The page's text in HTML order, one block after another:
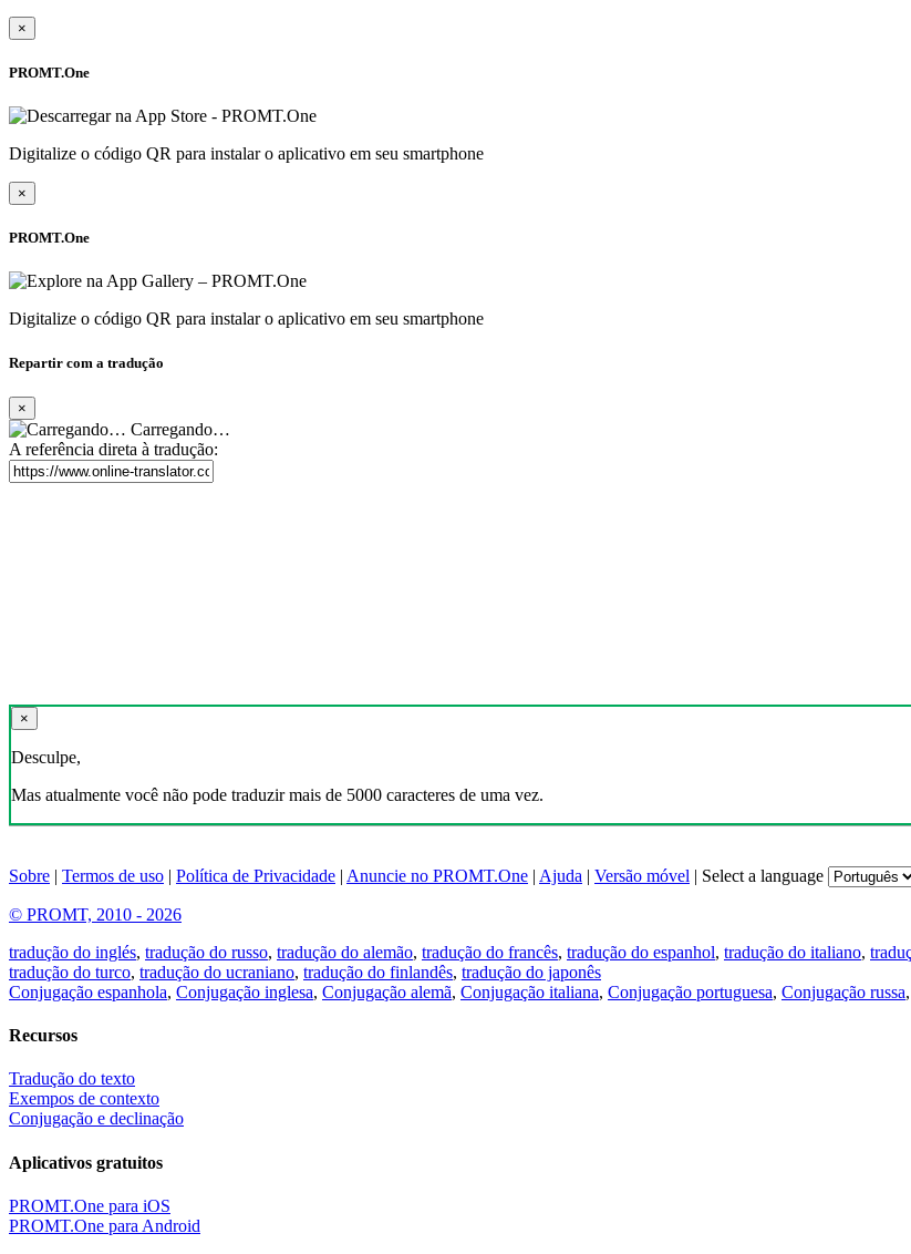
×
PROMT.One
Digitalize o código QR para instalar o aplicativo em seu smartphone
×
PROMT.One
Digitalize o código QR para instalar o aplicativo em seu smartphone
Repartir com a tradução
×
Carregando…
A referência direta à tradução:
×
Desculpe,
Mas atualmente você não pode traduzir mais de 5000 caracteres de uma vez.
Sobre | Termos de uso | Política de Privacidade | Anuncie no PROMT.One | Ajuda | Versão móvel | Select a language
© PROMT, 2010 - 2026
tradução do inglés, tradução do russo, tradução do alemão, tradução do francês, tradução do espanhol, tradução do italiano,
tradução do turco, tradução do ucraniano, tradução do finlandês, tradução do japonês
Conjugação espanhola, Conjugação inglesa, Conjugação alemã, Conjugação italiana, Conjugação portuguesa, Conjugação russa,
Recursos
Tradução do texto
Exempos de contexto
Conjugação e declinação
Aplicativos gratuitos
PROMT.One para iOS
PROMT.One para Android